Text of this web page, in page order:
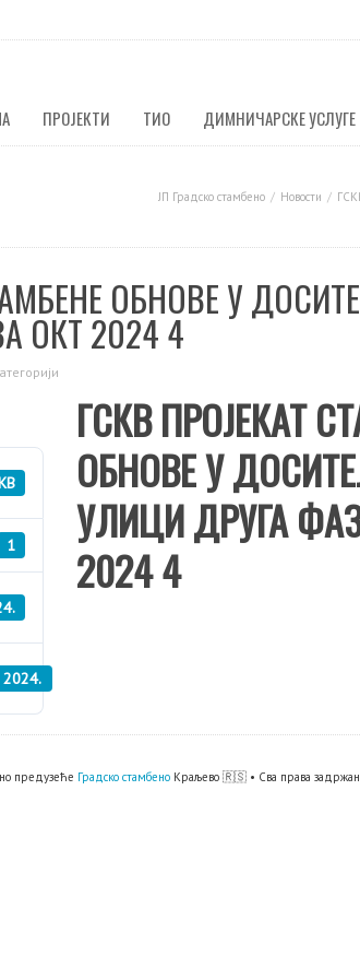
ПРОЈЕКТИ ТИО ДИМНИЧАРСКЕ УСЛУГЕ
ЈП Градско стамбено Новости
ОБНОВЕ У
ОКТ 2024 4
1
2024.
ГСКВ ПРОЈЕКАТ
ОБНОВЕ У
УЛИЦИ ДРУГА
2024 4
предузеће Градско стамбено Краљево 🇷🇸 • Сва права